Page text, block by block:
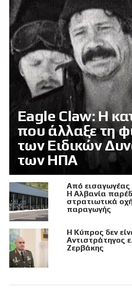
Eagle Claw: Η
που άλλαξε τη
των Ειδικών
των ΗΠΑ
Από
Η Αλβανία
στρατιωτικά
παραγωγής
Η Κύπρος δεν
Αντιστράτηγος
Ζερβάκης